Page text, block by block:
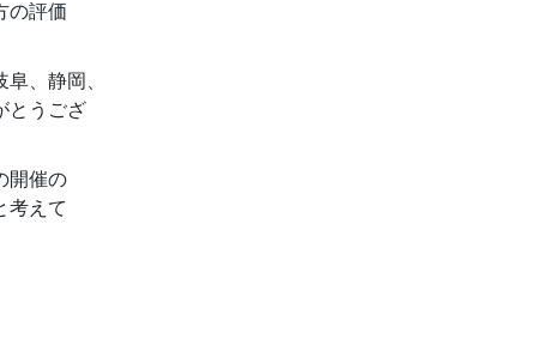
の評価
、静岡、
とうござ
開催の
考えて